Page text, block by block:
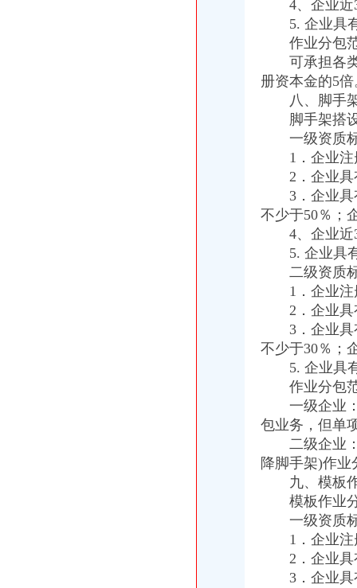
海关总署关于跨境贸易电子商务服务试点网购保税进口模式有关问题的
【食品贸易公司注册,进出口海关登记证注册,上海公司注册】价格_
进出口货物收发货人报关注册登记证的变更-通关监管海关业务咨询-
苏州关务天空苏州区外企业送货园区综保区申请分送集报所需资料及流
申请海关报关单位注册登记证书,海关报关注册信息年度报告范本,
海关报关单位注册登记证书-荣誉证书-常州市金坛区环宇科学仪器厂
4、企业近3
5. 企业具有
作业分包
可承担各类
册资本金的5倍
八、脚手架
脚手架搭设
一级资质
1．企业注
2．企业具有
3．企业具有
不少于50％；
4、企业近3
5. 企业具有
二级资质
1．企业注
2．企业具
3．企业具有
不少于30％；
5. 企业具有
作业分包
一级企业：
包业务，但单
二级企业：
降脚手架)作
九、模板作
模板作业分
一级资质
1．企业注
2．企业具有
3．企业具有